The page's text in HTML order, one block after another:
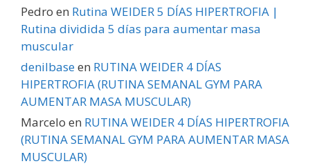
Pedro en Rutina WEIDER 5 DÍAS HIPERTROFIA |
Rutina dividida 5 días para aumentar masa
muscular
denilbaseen RUTINA WEIDER 4 DÍAS
HIPERTROFIA (RUTINA SEMANAL GYM PARA
AUMENTAR MASA MUSCULAR)
Marcelo en RUTINA WEIDER 4 DÍAS HIPERTROFIA
(RUTINA SEMANAL GYM PARA AUMENTAR MASA
MUSCULAR)